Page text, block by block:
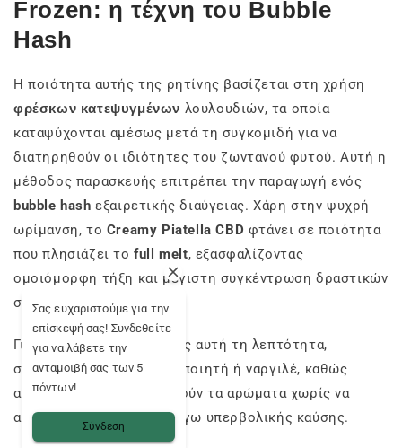
Frozen: η τέχνη του Bubble
Hash
Η ποιότητα αυτής της ρητίνης βασίζεται στη χρήση
φρέσκων κατεψυγμένων λουλουδιών, τα οποία
καταψύχονται αμέσως μετά τη συγκομιδή για να
διατηρηθούν οι ιδιότητες του ζωντανού φυτού. Αυτή η
μέθοδος παρασκευής επιτρέπει την παραγωγή ενός
bubble hash εξαιρετικής διαύγειας. Χάρη στην ψυχρή
ωρίμανση, το Creamy Piatella CBD φτάνει σε ποιότητα
που πλησιάζει τοfull melt, εξασφαλίζοντας
ομοιόμορφη τήξη και μέγιστη συγκέντρωση δραστικών
συστατικών.
Για να απολαύσετε πλήρως αυτή τη λεπτότητα,
συνιστάται η χρήση ατμοποιητή ή ναργιλέ, καθώς
αυτές οι μέθοδοι διατηρούν τα αρώματα χωρίς να
αλλοιώνουν το προϊόν λόγω υπερβολικής καύσης.
Σας ευχαριστούμε για την
επίσκεψή σας! Συνδεθείτε
για να λάβετε την
ανταμοιβή σας των 5
πόντων!
Σύνδεση